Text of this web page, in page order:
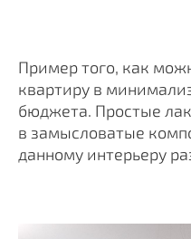
Пример того, как
квартиру в
бюджета. Простые
в замысловатые
данному интерьеру